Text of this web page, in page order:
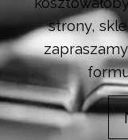
strony,